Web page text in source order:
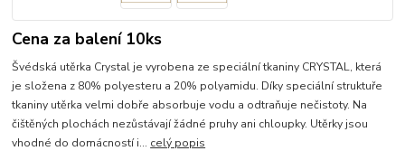
Cena za balení 10ks
Švédská utěrka Crystal je vyrobena ze speciální tkaniny CRYSTAL, která
je složena z 80% polyesteru a 20% polyamidu. Díky speciální struktuře
tkaniny utěrka velmi dobře absorbuje vodu a odtraňuje nečistoty. Na
čištěných plochách nezůstávají žádné pruhy ani chloupky. Utěrky jsou
vhodné do domácností i... celý popis